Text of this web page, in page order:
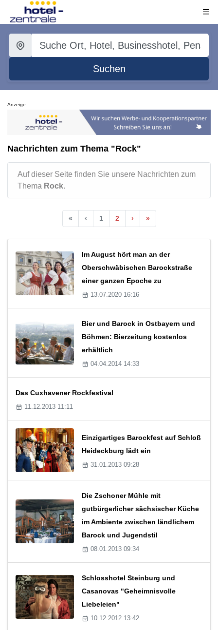
Suchen
Anzeige
Nachrichten zum Thema "Rock"
Auf dieser Seite finden Sie unsere Nachrichten zum
Thema Rock.
« ‹ 1 2 › »
Im August hört man an der
Oberschwäbischen Barockstraße
einer ganzen Epoche zu
13.07.2020 16:16
Bier und Barock in Ostbayern und
Böhmen: Bierzeitung kostenlos
erhältlich
04.04.2014 14:33
Das Cuxhavener Rockfestival
11.12.2013 11:11
Einzigartiges Barockfest auf Schloß
Heideckburg lädt ein
31.01.2013 09:28
Die Zschoner Mühle mit
gutbürgerlicher sächsischer Küche
im Ambiente zwischen ländlichem
Barock und Jugendstil
08.01.2013 09:34
Schlosshotel Steinburg und
Casanovas "Geheimnisvolle
Liebeleien"
10.12.2012 13:42